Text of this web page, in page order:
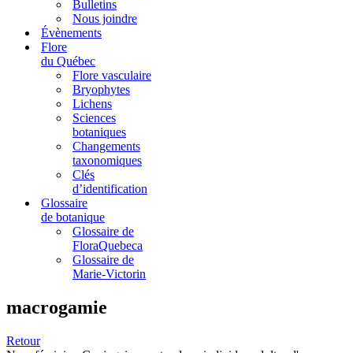
Bulletins
Nous joindre
Évènements
Flore
du Québec
Flore vasculaire
Bryophytes
Lichens
Sciences
botaniques
Changements
taxonomiques
Clés
d’identification
Glossaire
de botanique
Glossaire de
FloraQuebeca
Glossaire de
Marie-Victorin
macrogamie
Retour